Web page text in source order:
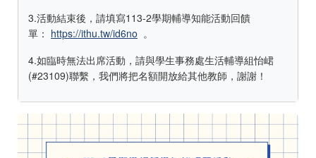
3.活動結束後，請填寫113-2學期輔導知能活動回饋
單： https://ithu.tw/id6no 。
4.如臨時無法出席活動，請與學生事務處生活輔導組怡峮
(#23109)聯繫，我們將把名額開放給其他教師，謝謝！